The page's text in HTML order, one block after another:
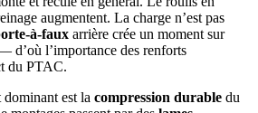
augmentent. La charge n’est pas
à-faux arrière crée un moment sur
d’où l’importance des renforts
du PTAC.
est la compression durable du